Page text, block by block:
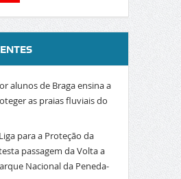
alunos de Braga ensina a
as praias fluviais do
para a Proteção da
passagem da Volta a
Nacional da Peneda-